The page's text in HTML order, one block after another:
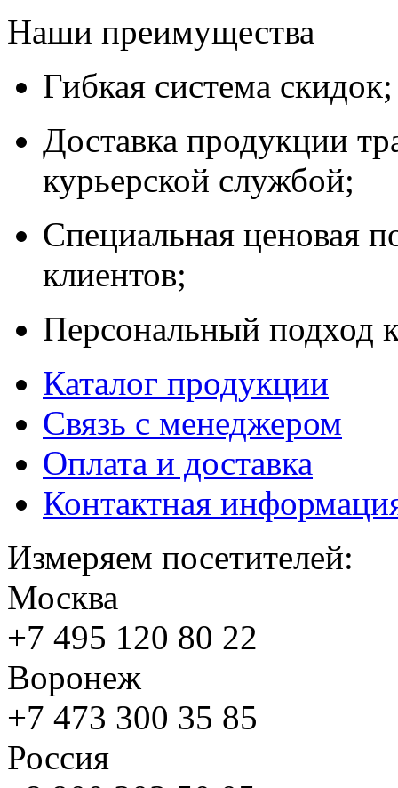
Наши преимущества
Гибкая система скидок;
Доставка продукции
курьерской службой;
Специальная ценовая
клиентов;
Персональный подход
Каталог продукции
Связь с менеджером
Оплата и доставка
Контактная
Измеряем посетителей:
Москва
+7 495 120 80 22
Воронеж
+7 473 300 35 85
Россия